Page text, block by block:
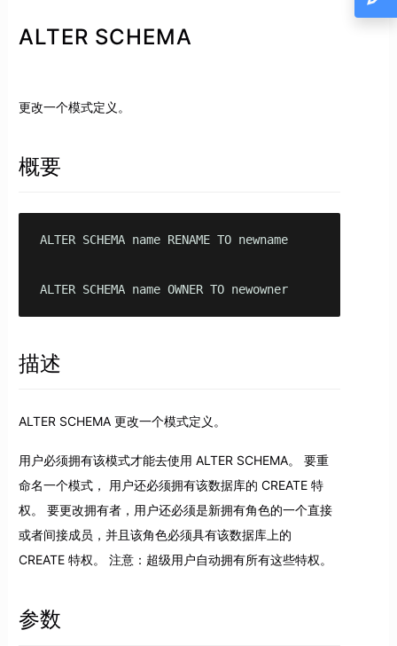
ALTER SCHEMA
更改一个模式定义。
概要
ALTER SCHEMA name RENAME TO newname
ALTER SCHEMA name OWNER TO newowner
描述
ALTER SCHEMA 更改一个模式定义。
用户必须拥有该模式才能去使用 ALTER SCHEMA。 要重
命名一个模式， 用户还必须拥有该数据库的 CREATE 特
权。 要更改拥有者，用户还必须是新拥有角色的一个直接
或者间接成员，并且该角色必须具有该数据库上的
CREATE 特权。 注意：超级用户自动拥有所有这些特权。
参数